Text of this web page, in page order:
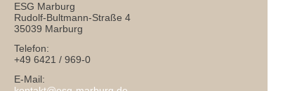
ESG Marburg
Rudolf-Bultmann-Straße 4
35039 Marburg
Telefon:
+49 6421 / 969-0
E-Mail: